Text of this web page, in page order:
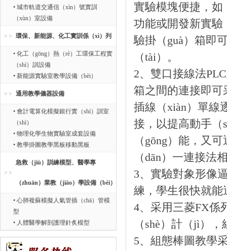
• 城市軌道交通信（xìn）號實訓
（xùn）室設備
環保、新能源、化工實訓係（xì）列
• 化工（gōng）熱（rè）工環保工程實
（shí）訓設備
• 新能源實驗室教學設備（bèi）
通用教學儀器設備
• 會計電算化模擬銀行實（shí）訓室
（shì）
• 物理化學生物實驗室成套設備
• 教學掛圖教學黑板移動黑板
急救（jiù）訓練模型、醫學專
（zhuān）業教（jiāo）學設備（bèi）
• 心肺複蘇模擬人氣管插（chā）管模
型
• 人體醫學解剖護理針炙模型
實驗模塊便捷，如
功能或開發新實驗
驗掛（guà）箱即
（tài）。
2、雙口接線法
箱之間的連接即可
插線（xiàn）單線
接，以提高動手（
（gōng）能，又
（dān）一連接法
3、實驗對象形像
練，學生很快就能
4、采用三菱FX係
（shè）計（jì）
5、組態棒圖教學